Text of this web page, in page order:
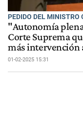
PEDIDO DEL MINISTRO
"Autonomía
Corte Suprema
más intervención
01-02-2025 15:31